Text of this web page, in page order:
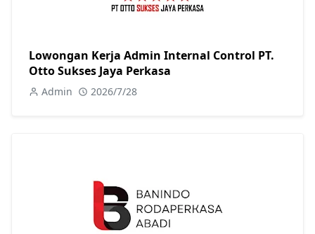
Lowongan Kerja Admin Internal Control PT.
Otto Sukses Jaya Perkasa
Admin 2026/7/28